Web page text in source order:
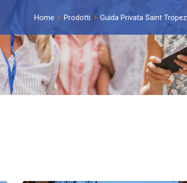
Home Prodotti Guida Privata Saint Tropez